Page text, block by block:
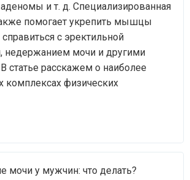
аденомы и т. д. Специализированная
помогает укрепить мышцы
справиться с эректильной
недержанием мочи и другими
статье расскажем о наиболее
физических